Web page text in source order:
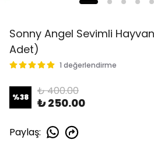
Sonny Angel Sevimli
Adet)
1 değerlendirme
%38 ₺ 400.00
₺ 250.00
Paylaş: